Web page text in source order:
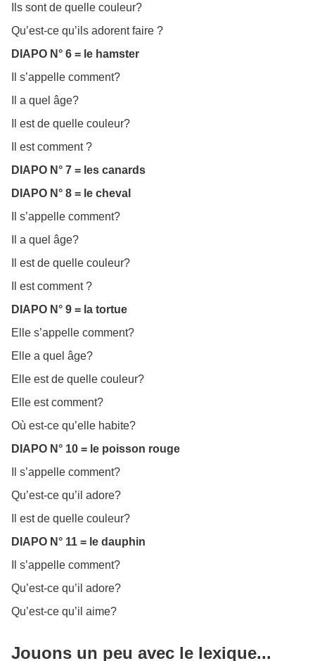
Ils sont de quelle couleur?
Qu’est-ce qu’ils adorent faire ?
DIAPO N° 6 = le hamster
Il s’appelle comment?
Il a quel âge?
Il est de quelle couleur?
Il est comment ?
DIAPO N° 7 = les canards
DIAPO N° 8 = le cheval
Il s’appelle comment?
Il a quel âge?
Il est de quelle couleur?
Il est comment ?
DIAPO N° 9 = la tortue
Elle s’appelle comment?
Elle a quel âge?
Elle est de quelle couleur?
Elle est comment?
Où est-ce qu’elle habite?
DIAPO N° 10 = le poisson rouge
Il s’appelle comment?
Qu’est-ce qu’il adore?
Il est de quelle couleur?
DIAPO N° 11 = le dauphin
Il s’appelle comment?
Qu’est-ce qu’il adore?
Qu’est-ce qu’il aime?
Jouons un peu avec le lexique...